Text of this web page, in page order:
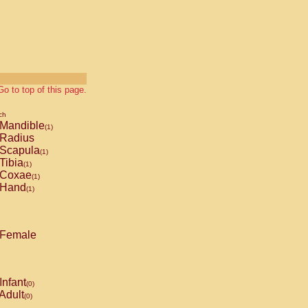
to top of this page.
Mandible(1)
Radius
Scapula(1)
Tibia(1)
Coxae(1)
Hand(1)
Female
Infant(0)
(0)